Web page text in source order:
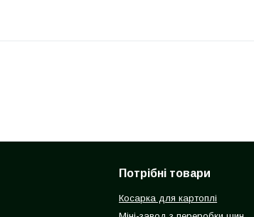
Потрібні товари
Косарка для картоплі